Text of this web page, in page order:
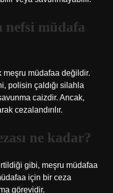
nefsi müdafa
meşru müdafaa değildir.
polisin çaldığı silahla
caizdir. Ancak,
cezalandırılır.
ne kadar?
gibi, meşru müdafaa
için bir ceza
görevidir.